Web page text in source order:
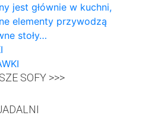
jest głównie w kuchni,
elementy przywodzą
stoły…
SOFY >>>